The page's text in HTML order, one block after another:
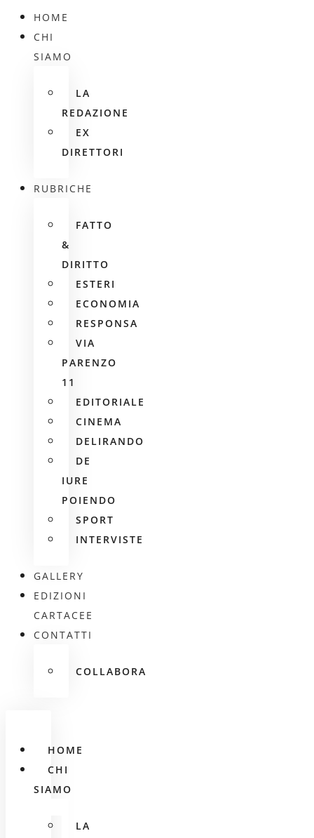
HOME
CHI
SIAMO
LA
REDAZIONE
EX
DIRETTORI
RUBRICHE
FATTO
&
DIRITTO
ESTERI
ECONOMIA
RESPONSA
VIA
PARENZO
11
EDITORIALE
CINEMA
DELIRANDO
DE
IURE
POIENDO
SPORT
INTERVISTE
GALLERY
EDIZIONI
CARTACEE
CONTATTI
COLLABORA
HOME
CHI
SIAMO
LA